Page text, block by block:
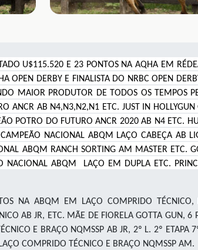
U$115.520 E 23 PONTOS NA AQHA EM
OPEN DERBY E FINALISTA DO NRBC OPEN
MAIOR PRODUTOR DE TODOS OS TEMPOS
ANCR AB N4,N3,N2,N1 ETC. JUST IN
POTRO DO FUTURO ANCR 2020 AB N4 ETC.
NACIONAL ABQM LAÇO CABEÇA AB
ABQM RANCH SORTING AM MASTER ETC.
NACIONAL ABQM LAÇO EM DUPLA ETC.
NA ABQM EM LAÇO COMPRIDO
AB JR, ETC. MÃE DE FIORELA GOTTA GUN,
E BRAÇO NQMSSP AB JR, 2º L. 2º
COMPRIDO TÉCNICO E BRAÇO NQMSSP AM.